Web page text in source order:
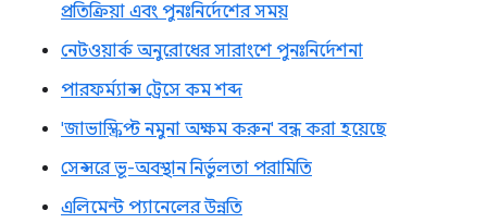
প্রতিক্রিয়া এবং পুনঃনির্দেশের সময়
নেটওয়ার্ক অনুরোধের সারাংশে পুনঃনির্দেশনা
পারফর্ম্যান্স ট্রেসে কম শব্দ
'জাভাস্ক্রিপ্ট নমুনা অক্ষম করুন' বন্ধ করা হয়েছে
সেন্সরে ভূ-অবস্থান নির্ভুলতা পরামিতি
এলিমেন্ট প্যানেলের উন্নতি